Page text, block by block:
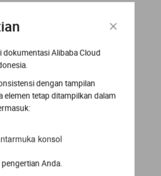
dokumentasi Alibaba Cloud
dengan tampilan
elemen tetap ditampilkan dalam
konsol
Anda.